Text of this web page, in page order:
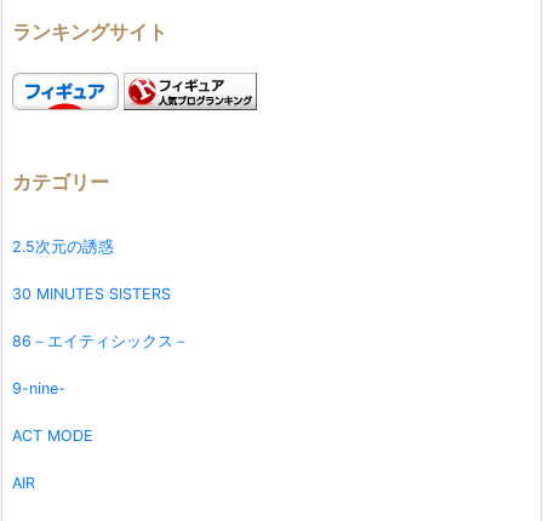
ランキングサイト
カテゴリー
2.5次元の誘惑
30 MINUTES SISTERS
86－エイティシックス－
9-nine-
ACT MODE
AIR